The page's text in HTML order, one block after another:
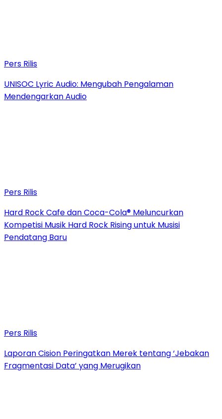
Pers Rilis
UNISOC Lyric Audio: Mengubah Pengalaman
Mendengarkan Audio
Pers Rilis
Hard Rock Cafe dan Coca-Cola® Meluncurkan
Kompetisi Musik Hard Rock Rising untuk Musisi
Pendatang Baru
Pers Rilis
Laporan Cision Peringatkan Merek tentang ‘Jebakan
Fragmentasi Data’ yang Merugikan